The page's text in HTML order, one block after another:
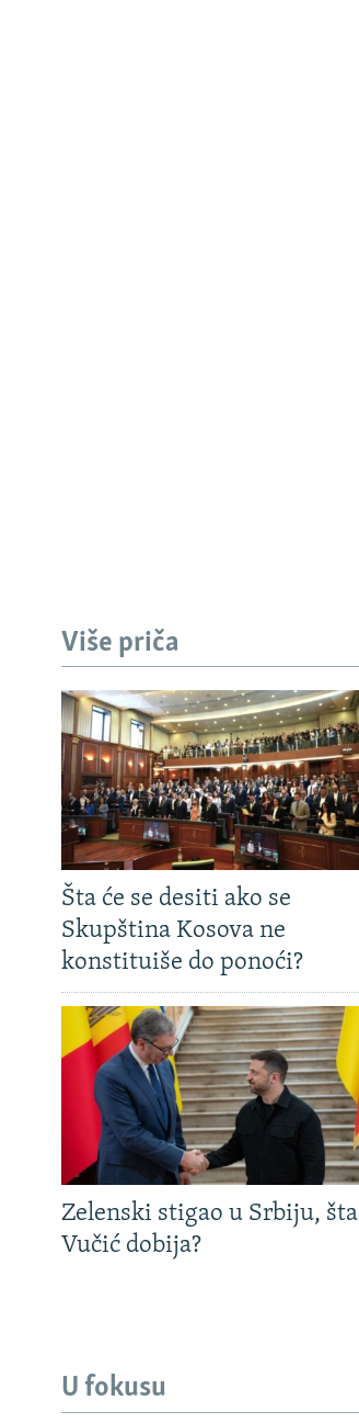
Više priča
Šta će se desiti ako se
Skupština Kosova ne
konstituiše do ponoći?
Zelenski stigao u Srbiju, šta
Vučić dobija?
U fokusu